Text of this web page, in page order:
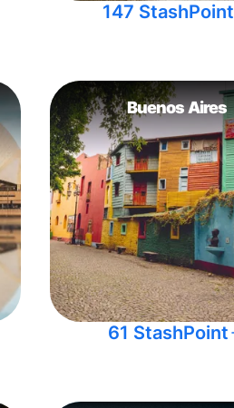
147 StashPoint
Buenos Aires
61 StashPoint